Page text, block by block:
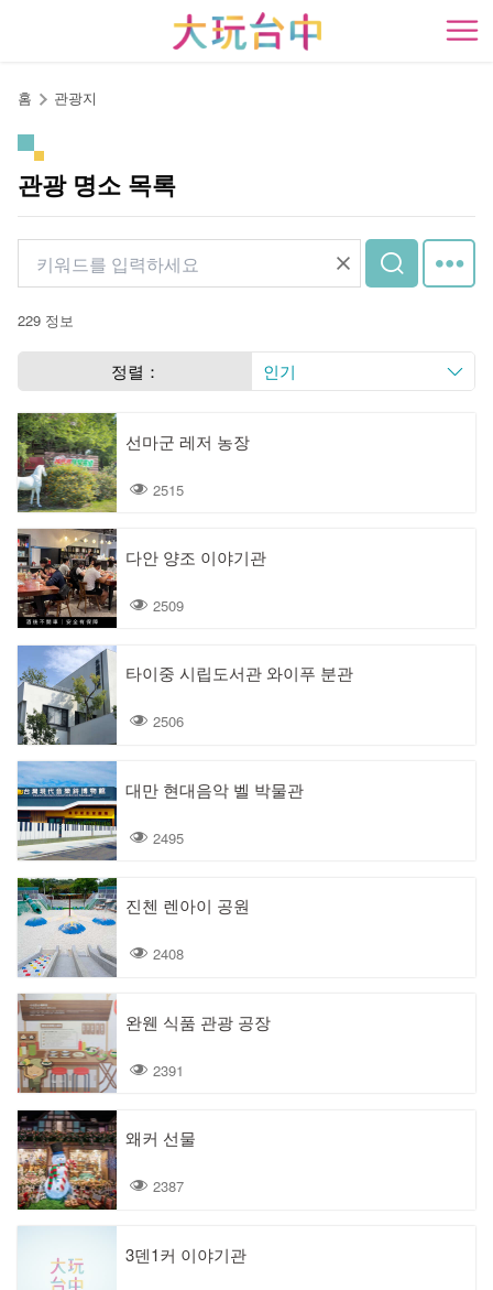
開
홈 관광지
관광 명소 목록
229 정보
정렬： 인기
선마군 레저 농장
2515
다안 양조 이야기관
2509
타이중 시립도서관 와이푸 분관
2506
대만 현대음악 벨 박물관
2495
진첸 렌아이 공원
2408
완웬 식품 관광 공장
2391
왜커 선물
2387
3덴1커 이야기관